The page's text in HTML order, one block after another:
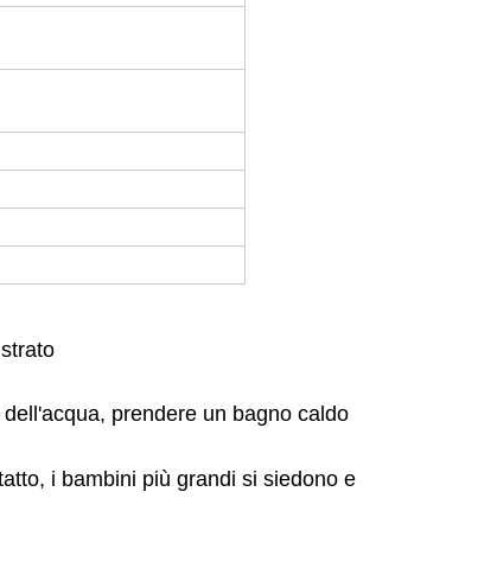
prendere un bagno caldo
i bambini più grandi si siedono e